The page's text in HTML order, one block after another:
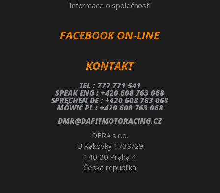
Informace o společnosti
FACEBOOK ON-LINE
KONTAKT
TEL : 777 771 541
SPEAK ENG : +420 608 763 068
SPRECHEN DE : +420 608 763 068
MÓWIĆ PL : +420 608 763 068
DMR@DAFITMOTORACING.CZ
DFRA s.r.o.
U Rakovky 1739/29
140 00 Praha 4
Česká republika